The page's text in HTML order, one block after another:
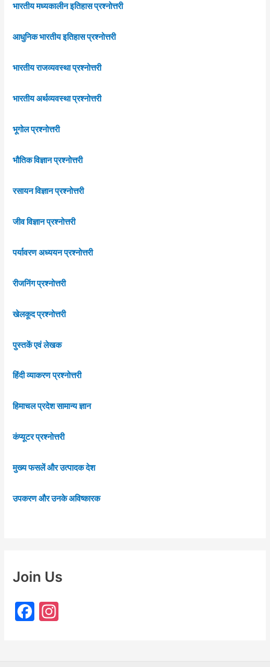
भारतीय मध्यकालीन इतिहास प्रश्नोत्तरी
आधुनिक भारतीय इतिहास प्रश्नोत्तरी
भारतीय राजव्यवस्था प्रश्नोत्तरी
भारतीय अर्थव्यवस्था प्रश्नोत्तरी
भूगोल प्रश्नोत्तरी
भौतिक विज्ञान प्रश्नोत्तरी
रसायन विज्ञान प्रश्नोत्तरी
जीव विज्ञान प्रश्नोत्तरी
पर्यावरण अध्ययन प्रश्नोत्तरी
रीजनिंग प्रश्नोत्तरी
खेलकूद प्रश्नोत्तरी
पुस्तकें एवं लेखक
हिंदी व्याकरण प्रश्नोत्तरी
हिमाचल प्रदेश सामान्य ज्ञान
कंप्यूटर प्रश्नोत्तरी
मुख्य फसलें और उत्पादक देश
उपकरण और उनके अविष्कारक
Join Us
F